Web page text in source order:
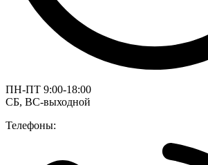
ПН-ПТ 9:00-18:00
СБ, ВС-выходной
Телефоны: